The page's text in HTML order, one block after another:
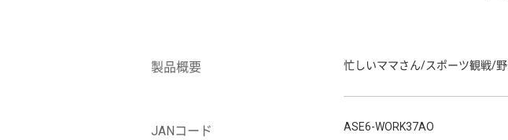
製品概要 忙しいママさん/スポーツ観戦/野
JANコード ASE6-WORK37AO